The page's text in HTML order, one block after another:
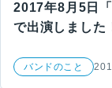
2017年8月5日
で出演しました
バンドのこと